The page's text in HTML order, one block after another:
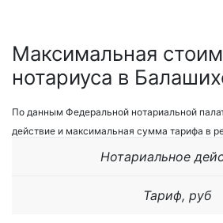
Максимальная
нотариуса в
По данным Федеральной нотариальной
действие и максимальная сумма тарифа в
Нотариальное
Тариф, руб